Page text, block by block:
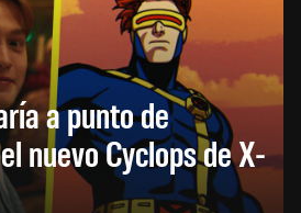
a punto de
nuevo Cyclops de X-